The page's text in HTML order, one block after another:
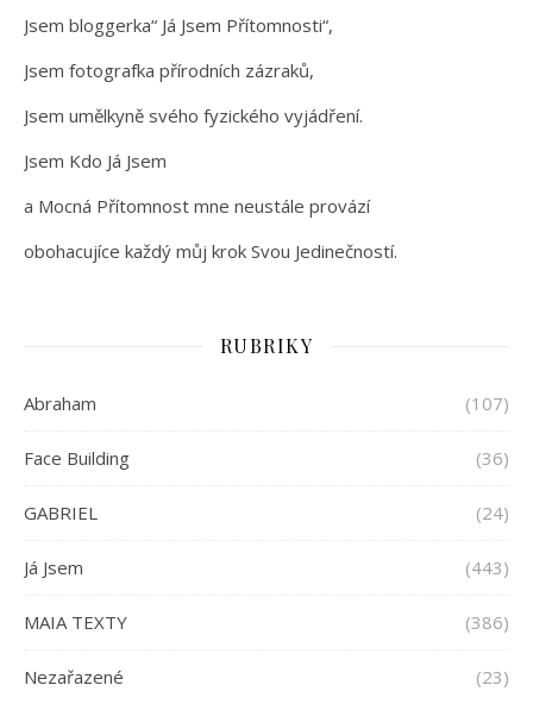
Jsem bloggerka“ Já Jsem Přítomnosti“,
Jsem fotografka přírodních zázraků,
Jsem umělkyně svého fyzického vyjádření.
Jsem Kdo Já Jsem
a Mocná Přítomnost mne neustále provází
obohacujíce každý můj krok Svou Jedinečností.
RUBRIKY
Abraham (107)
Face Building (36)
GABRIEL (24)
Já Jsem (443)
MAIA TEXTY (386)
Nezařazené (23)